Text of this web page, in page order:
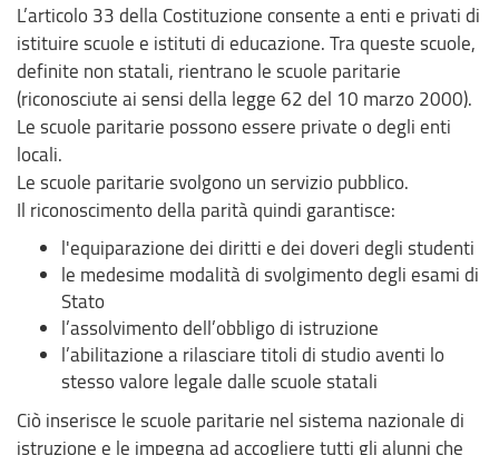
L’articolo 33 della Costituzione consente a enti e privati di
istituire scuole e istituti di educazione. Tra queste scuole,
definite non statali, rientrano le scuole paritarie
(riconosciute ai sensi della legge 62 del 10 marzo 2000).
Le scuole paritarie possono essere private o degli enti
locali.
Le scuole paritarie svolgono un servizio pubblico.
Il riconoscimento della parità quindi garantisce:
l'equiparazione dei diritti e dei doveri degli studenti
le medesime modalità di svolgimento degli esami di
Stato
l’assolvimento dell’obbligo di istruzione
l’abilitazione a rilasciare titoli di studio aventi lo
stesso valore legale dalle scuole statali
Ciò inserisce le scuole paritarie nel sistema nazionale di
istruzione e le impegna ad accogliere tutti gli alunni che